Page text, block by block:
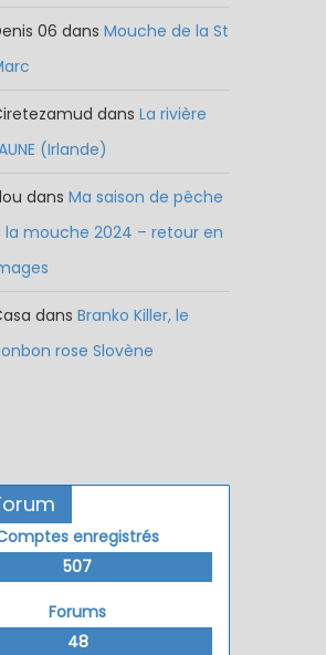
06 dansMouche de la St
dansLa rivière
(Irlande)
dansMa saison de pêche
la mouche 2024 – retour en
dansBranko Killer, le
rose Slovène
enregistrés
507
Forums
48